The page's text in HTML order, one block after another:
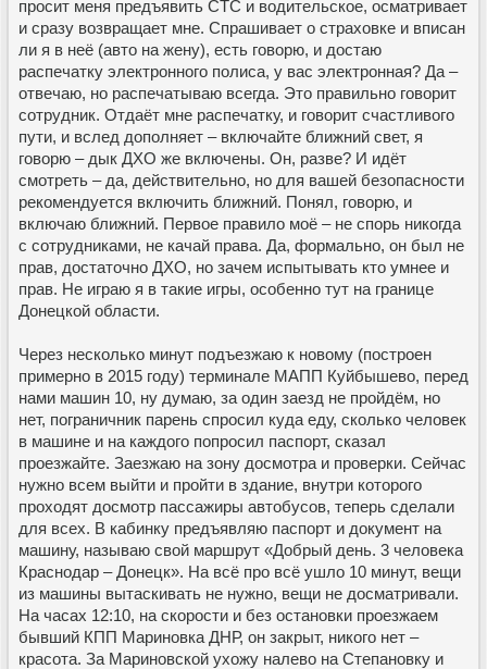
просит меня предъявить СТС и водительское, осматривает
и сразу возвращает мне. Спрашивает о страховке и вписан
ли я в неё (авто на жену), есть говорю, и достаю
распечатку электронного полиса, у вас электронная? Да –
отвечаю, но распечатываю всегда. Это правильно говорит
сотрудник. Отдаёт мне распечатку, и говорит счастливого
пути, и вслед дополняет – включайте ближний свет, я
говорю – дык ДХО же включены. Он, разве? И идёт
смотреть – да, действительно, но для вашей безопасности
рекомендуется включить ближний. Понял, говорю, и
включаю ближний. Первое правило моё – не спорь никогда
с сотрудниками, не качай права. Да, формально, он был не
прав, достаточно ДХО, но зачем испытывать кто умнее и
прав. Не играю я в такие игры, особенно тут на границе
Донецкой области.
Через несколько минут подъезжаю к новому (построен
примерно в 2015 году) терминале МАПП Куйбышево, перед
нами машин 10, ну думаю, за один заезд не пройдём, но
нет, пограничник парень спросил куда еду, сколько человек
в машине и на каждого попросил паспорт, сказал
проезжайте. Заезжаю на зону досмотра и проверки. Сейчас
нужно всем выйти и пройти в здание, внутри которого
проходят досмотр пассажиры автобусов, теперь сделали
для всех. В кабинку предъявляю паспорт и документ на
машину, называю свой маршрут «Добрый день. 3 человека
Краснодар – Донецк». На всё про всё ушло 10 минут, вещи
из машины вытаскивать не нужно, вещи не досматривали.
На часах 12:10, на скорости и без остановки проезжаем
бывший КПП Мариновка ДНР, он закрыт, никого нет –
красота. За Мариновской ухожу налево на Степановку и